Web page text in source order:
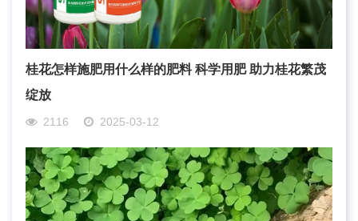
桂花怎样施肥用什么样的肥料 科学用肥 助力桂花繁茂
绽放
2116 2025-03-12